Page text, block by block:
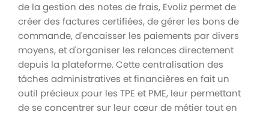
de la gestion des notes de frais, Evoliz permet de
créer des factures certifiées, de gérer les bons de
commande, d'encaisser les paiements par divers
moyens, et d'organiser les relances directement
depuis la plateforme. Cette centralisation des
tâches administratives et financières en fait un
outil précieux pour les TPE et PME, leur permettant
de se concentrer sur leur cœur de métier tout en